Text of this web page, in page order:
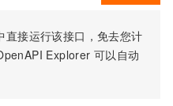
直接运行该接口，免去您计
Explorer 可以自动